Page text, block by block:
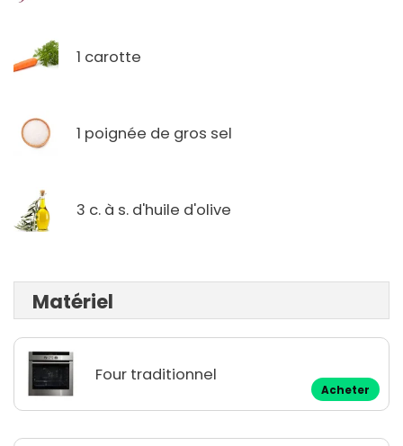
1 carotte
1 poignée de gros sel
3 c. à s. d'huile d'olive
Matériel
Four traditionnel
Acheter